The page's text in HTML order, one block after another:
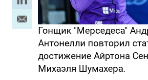
Гонщик "Мерседеса"
Антонелли повторил
достижение Айртона
Михаэля Шумахера.